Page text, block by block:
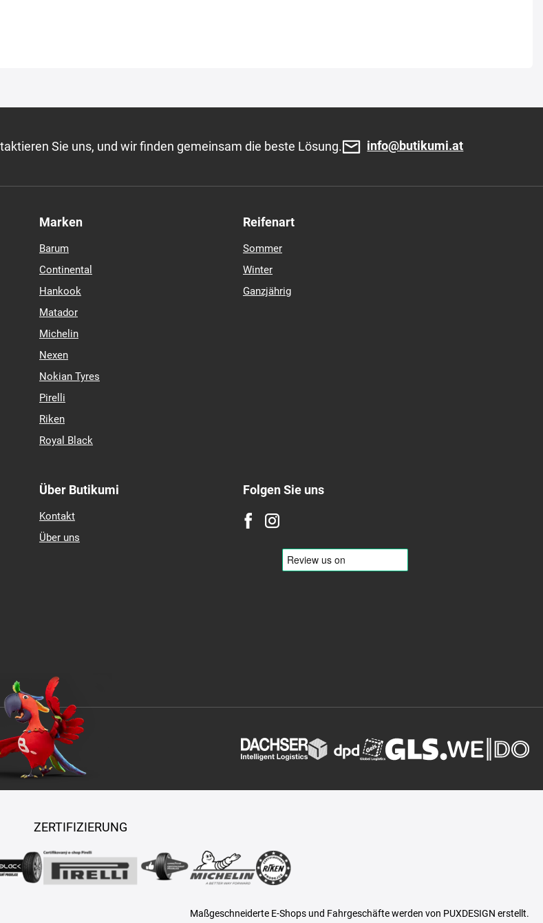
Sie uns, und wir finden gemeinsam die beste Lösung. info@butikumi.at
Marken
Barum
Continental
Hankook
Matador
Michelin
Nexen
Nokian Tyres
Pirelli
Riken
Royal Black
Reifenart
Sommer
Winter
Ganzjährig
Über Butikumi
Kontakt
Über uns
Folgen Sie uns
ZERTIFIZIERUNG
Maßgeschneiderte E-Shops und Fahrgeschäfte werden von PUXDESIGN erstellt.